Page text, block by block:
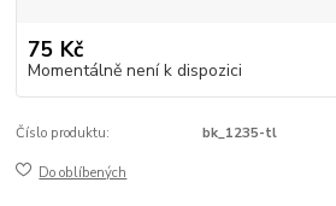
75 Kč
Momentálně není k dispozici
Číslo produktu: bk_1235-tl
Do oblíbených